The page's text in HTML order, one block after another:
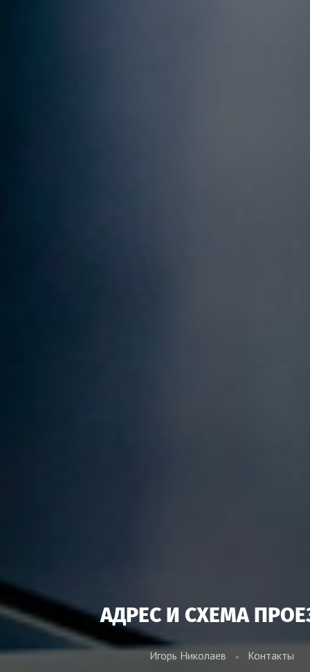
АДРЕС И СХЕМА
Игорь Николаев > Контакты